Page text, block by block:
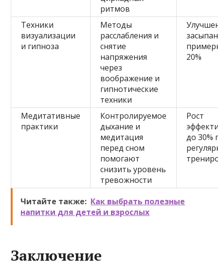
ритмов
Техники
визуализации
и гипноза
Методы
расслабления и
снятие
напряжения
через
воображение и
гипнотические
техники
20%
Медитативные
практики
Контролируемое
дыхание и
медитация
перед сном
помогают
снизить уровень
тревожности
Рост
до 30%
Читайте также: Как выбрать полезные
напитки для детей и взрослых
Заключение